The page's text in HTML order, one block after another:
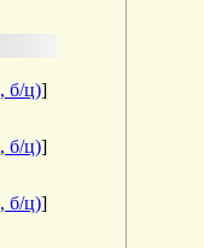
б/ц)]
б/ц)]
б/ц)]